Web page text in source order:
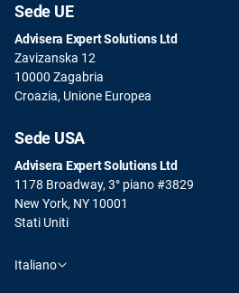
Sede UE
Advisera Expert Solutions Ltd
Zavizanska 12
10000 Zagabria
Croazia, Unione Europea
Sede USA
Advisera Expert Solutions Ltd
1178 Broadway, 3° piano #3829
New York, NY 10001
Stati Uniti
Italiano